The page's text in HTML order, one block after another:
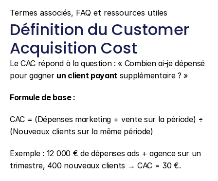
Termes associés, FAQ et ressources utiles
Définition du Customer
Acquisition Cost
Le CAC répond à la question : « Combien ai-je dépensé
pour gagner un client payant supplémentaire ? »
Formule de base :
CAC = (Dépenses marketing + vente sur la période) ÷
(Nouveaux clients sur la même période)
Exemple : 12 000 € de dépenses ads + agence sur un
trimestre, 400 nouveaux clients → CAC = 30 €.